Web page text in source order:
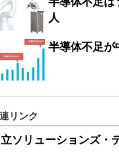
人
半導体不足が
リンク
立ソリューションズ・